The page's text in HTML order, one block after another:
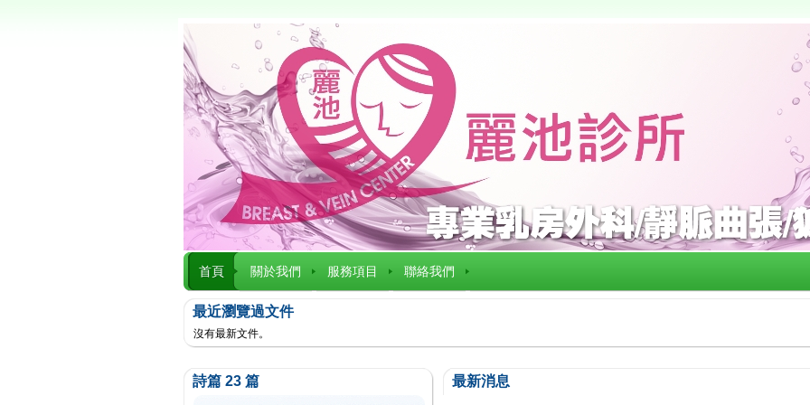
首頁 關於我們 服務項目 聯絡我們
最近瀏覽過文件
沒有最新文件。
詩篇 23 篇 最新消息